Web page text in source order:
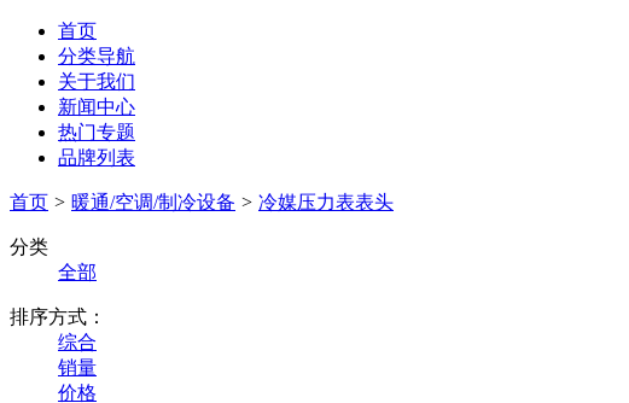
首页
分类导航
关于我们
新闻中心
热门专题
品牌列表
首页 > 暖通/空调/制冷设备 > 冷媒压力表表头
分类
全部
排序方式：
综合
销量
价格